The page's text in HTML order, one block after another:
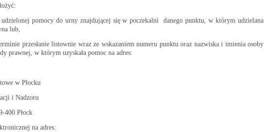
udzielonej pomocy do urny znajdującej się w poczekalni danego punktu, w którym udzielana
lub,
przesłanie listownie wraz ze wskazaniem numeru punktu oraz nazwiska i imienia osoby
prawnej, w którym uzyskała pomoc na adres:
w Płocku
i Nadzoru
400 Płock
na adres: